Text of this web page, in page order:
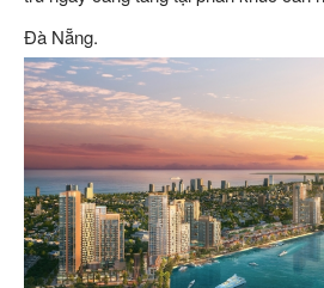
Đà Nẵng.